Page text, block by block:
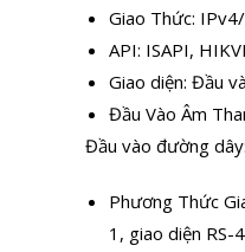
Giao Thức:
API: ISAPI,
Giao diện: Đầu
Đầu Vào Âm
Đầu vào đường
Phương Thức
1, giao diện RS-